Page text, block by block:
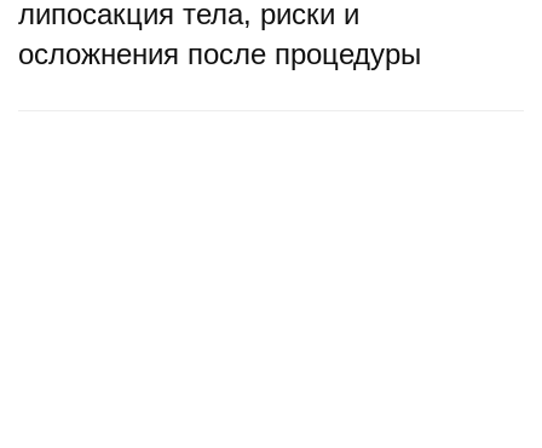
липосакция тела, риски и
осложнения после процедуры